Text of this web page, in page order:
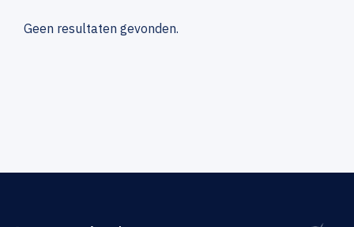
Geen resultaten gevonden.